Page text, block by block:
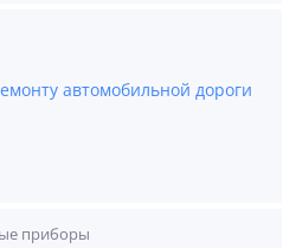
автомобильной дороги
приборы